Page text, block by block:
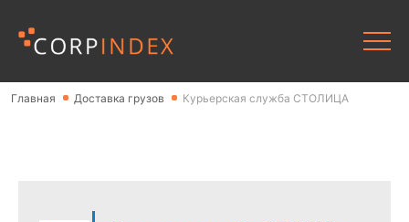
Главная Доставка грузов Курьерская служба СТОЛИЦА